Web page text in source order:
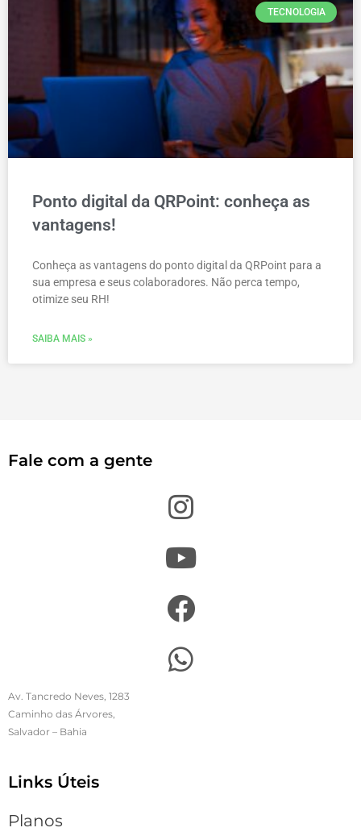
TECNOLOGIA
Ponto digital da QRPoint: conheça as
vantagens!
Conheça as vantagens do ponto digital da QRPoint para a
sua empresa e seus colaboradores. Não perca tempo,
otimize seu RH!
SAIBA MAIS »
Fale com a gente
Av. Tancredo Neves, 1283
Caminho das Árvores,
Salvador – Bahia
Links Úteis
Planos